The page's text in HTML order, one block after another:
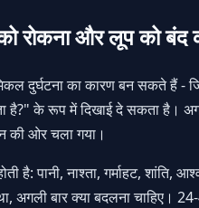
रोकना और लूप को बंद
दुर्घटना का कारण बन सकते हैं
है?" के रूप में दिखाई दे सकता
की ओर चला गया।
है: पानी, नाश्ता, गर्माहट, शांति,
अगली बार क्या बदलना चाहिए।